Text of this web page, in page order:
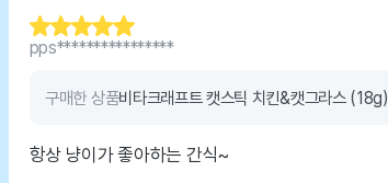
pps****************
구매한 상품비타크래프트 캣스틱 치킨&캣그라스 (18g)
항상 냥이가 좋아하는 간식~